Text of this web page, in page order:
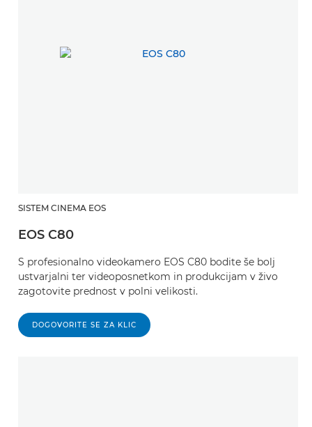
SISTEM CINEMA EOS
EOS C80
S profesionalno videokamero EOS C80 bodite še bolj
ustvarjalni ter videoposnetkom in produkcijam v živo
zagotovite prednost v polni velikosti.
DOGOVORITE SE ZA KLIC